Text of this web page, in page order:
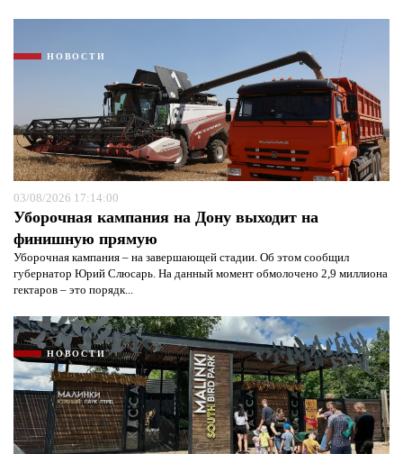
НОВОСТИ
03/08/2026 17:14:00
Уборочная кампания на Дону выходит на
финишную прямую
Уборочная кампания – на завершающей стадии. Об этом сообщил
губернатор Юрий Слюсарь. На данный момент обмолочено 2,9 миллиона
гектаров – это порядк...
НОВОСТИ